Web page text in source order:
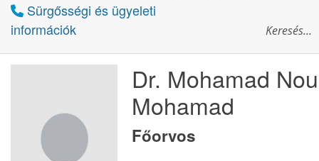
Sürgősségi és ügyeleti
információk
Dr. Mohamad
Mohamad
Főorvos